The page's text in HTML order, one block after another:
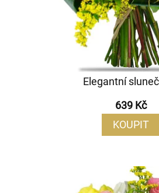
Elegantní
639 Kč
KOUPIT